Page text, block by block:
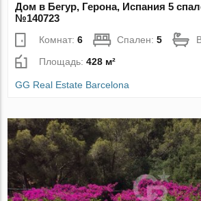
Дом в Бегур, Герона, Испания 5
№140723
Комнат:6 Спален:5
Площадь:428 м²
GG Real Estate Barcelona